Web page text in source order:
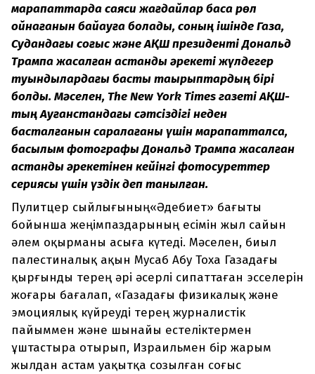
марапаттарда саяси жағдайлар баса рөл
ойнағанын байқауға болады, соның ішінде Газа,
Судандағы соғыс және АҚШ президенті Дональд
Трампқа жасалған қастандық әрекеті жүлдегер
туындылардағы басты тақырыптардың бірі
болды. Мәселен, The New York Times газеті АҚШ-
тың Ауғанстандағы сәтсіздігі неден
басталғанын саралағаны үшін марапатталса,
басылым фотографы Дональд Трампқа жасалған
қастандық әрекетінен кейінгі фотосуреттер
сериясы үшін үздік деп танылған.
Пулитцер сыйлығының«Әдебиет» бағыты
бойынша жеңімпаздарының есімін жыл сайын
әлем оқырманы асыға күтеді. Мәселен, биыл
палестиналық ақын Мусаб Абу Тоха Газадағы
қырғынды терең әрі әсерлі сипаттаған эсселерін
жоғары бағалап, «Газадағы физикалық және
эмоциялық күйреуді терең журналистік
пайыммен және шынайы естеліктермен
ұштастыра отырып, Израильмен бір жарым
жылдан астам уақытқа созылған соғыс